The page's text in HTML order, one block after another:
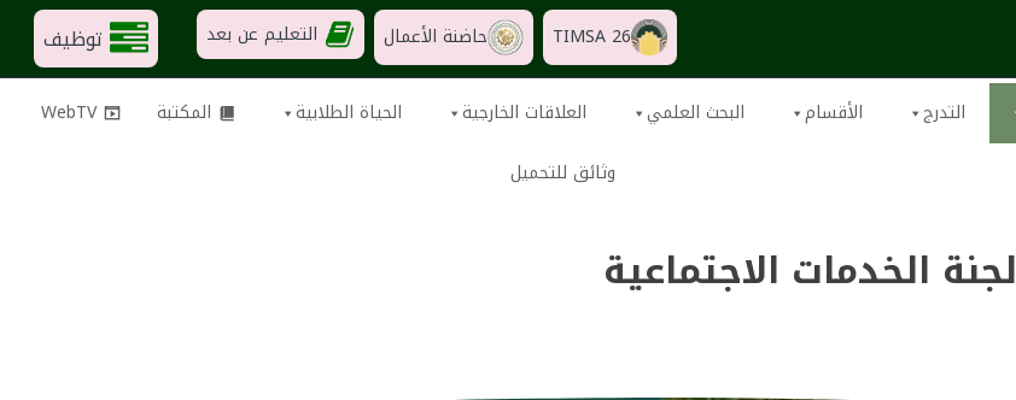
TIMSA 26 حاضنة الأعمال التعليم عن بعد
توظيف
التدرج الأقسام البحث العلمي العلاقات الخارجية الحياة الطلابية المكتبة
WebTV
وثائق للتحميل
لجنة الخدمات الاجتماعية